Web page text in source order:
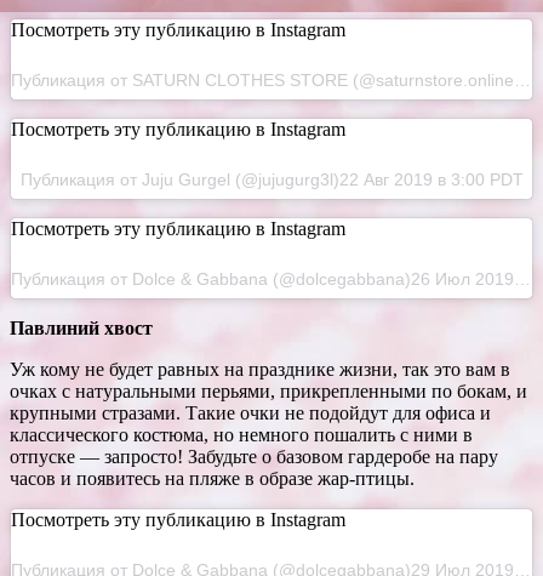
Посмотреть эту публикацию в Instagram
Посмотреть эту публикацию в Instagram
Публикация от Juju Gurgel (@jujugurg3l)22 Авг 2019 в 3:00 PDT
Посмотреть эту публикацию в Instagram
Павлиний хвост
Уж кому не будет равных на празднике жизни, так это вам в
очках с натуральными перьями, прикрепленными по бокам, и
крупными стразами. Такие очки не подойдут для офиса и
классического костюма, но немного пошалить с ними в
отпуске — запросто! Забудьте о базовом гардеробе на пару
часов и появитесь на пляже в образе жар-птицы.
Посмотреть эту публикацию в Instagram